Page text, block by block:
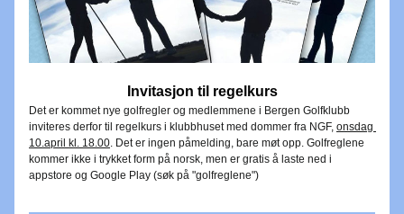
Invitasjon til regelkurs
Det er kommet nye golfregler og medlemmene i Bergen Golfklubb
inviteres derfor til regelkurs i klubbhuset med dommer fra NGF, onsdag
10.april kl. 18.00. Det er ingen påmelding, bare møt opp. Golfreglene
kommer ikke i trykket form på norsk, men er gratis å laste ned i
appstore og Google Play (søk på "golfreglene")